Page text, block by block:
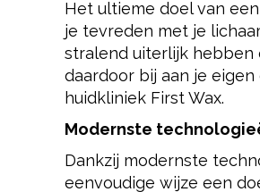
Het ultieme doel van
je tevreden met je
stralend uiterlijk hebben
daardoor bij aan je
huidkliniek First Wax.
Modernste
Dankzij modernste
eenvoudige wijze een